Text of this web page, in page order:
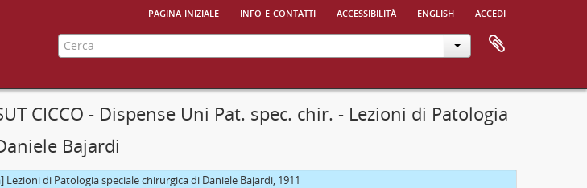
pagina iniziale info e contatti accessibilità english accedi
CICCO - Dispense Uni Pat. spec. chir. - Lezioni di Patologia
Bajardi
10-28 - 1862-11-16
1913
1984
- 1940
universitari (Università di Torino), 1911-1913
Lezioni di Patologia speciale chirurgica di Daniele Bajardi, 1911